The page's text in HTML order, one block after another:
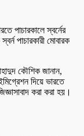
পাচারকালে স্বর্নের
পাচারকারী মোবারক
কৌশিক জানান,
দিয়ে ভারতে
করা করা হয়।